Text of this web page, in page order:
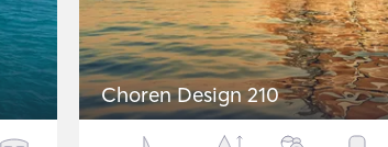
Choren Design 210